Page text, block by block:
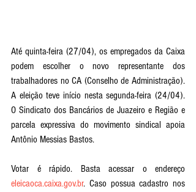
Até quinta-feira (27/04), os empregados da Caixa
podem escolher o novo representante dos
trabalhadores no CA (Conselho de Administração).
A eleição teve início nesta segunda-feira (24/04).
O Sindicato dos Bancários de Juazeiro e Região e
parcela expressiva do movimento sindical apoia
Antônio Messias Bastos.
eleicaoca.caixa.gov.br. Caso possua cadastro nos